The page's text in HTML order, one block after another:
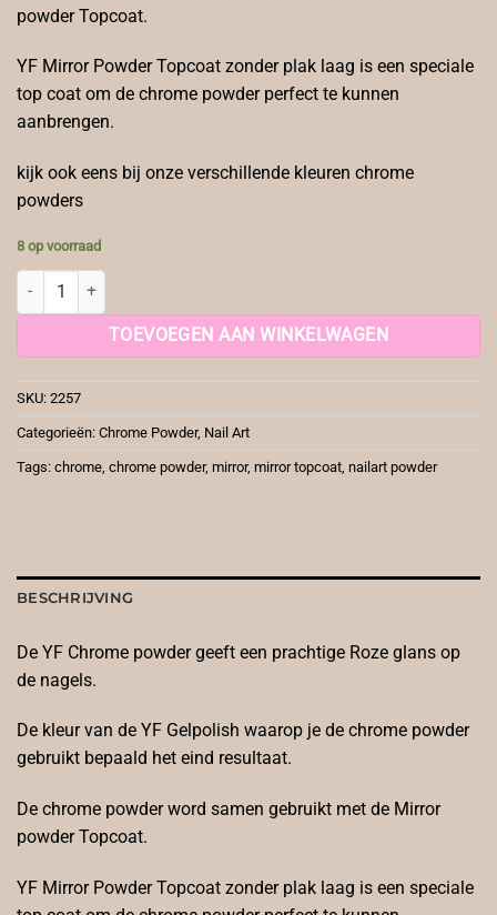
powder Topcoat.
YF Mirror Powder Topcoat zonder plak laag is een speciale
top coat om de chrome powder perfect te kunnen
aanbrengen.
kijk ook eens bij onze verschillende kleuren chrome
powders
8 op voorraad
Chrome Powder Roze 3 aantal
TOEVOEGEN AAN WINKELWAGEN
SKU: 2257
Categorieën: Chrome Powder, Nail Art
Tags: chrome chrome powder, mirror, mirror topcoat nailart powder
BESCHRIJVING
De YF Chrome powder geeft een prachtige Roze glans op
de nagels.
De kleur van de YF Gelpolish waarop je de chrome powder
gebruikt bepaald het eind resultaat.
De chrome powder word samen gebruikt met de Mirror
powder Topcoat.
YF Mirror Powder Topcoat zonder plak laag is een speciale